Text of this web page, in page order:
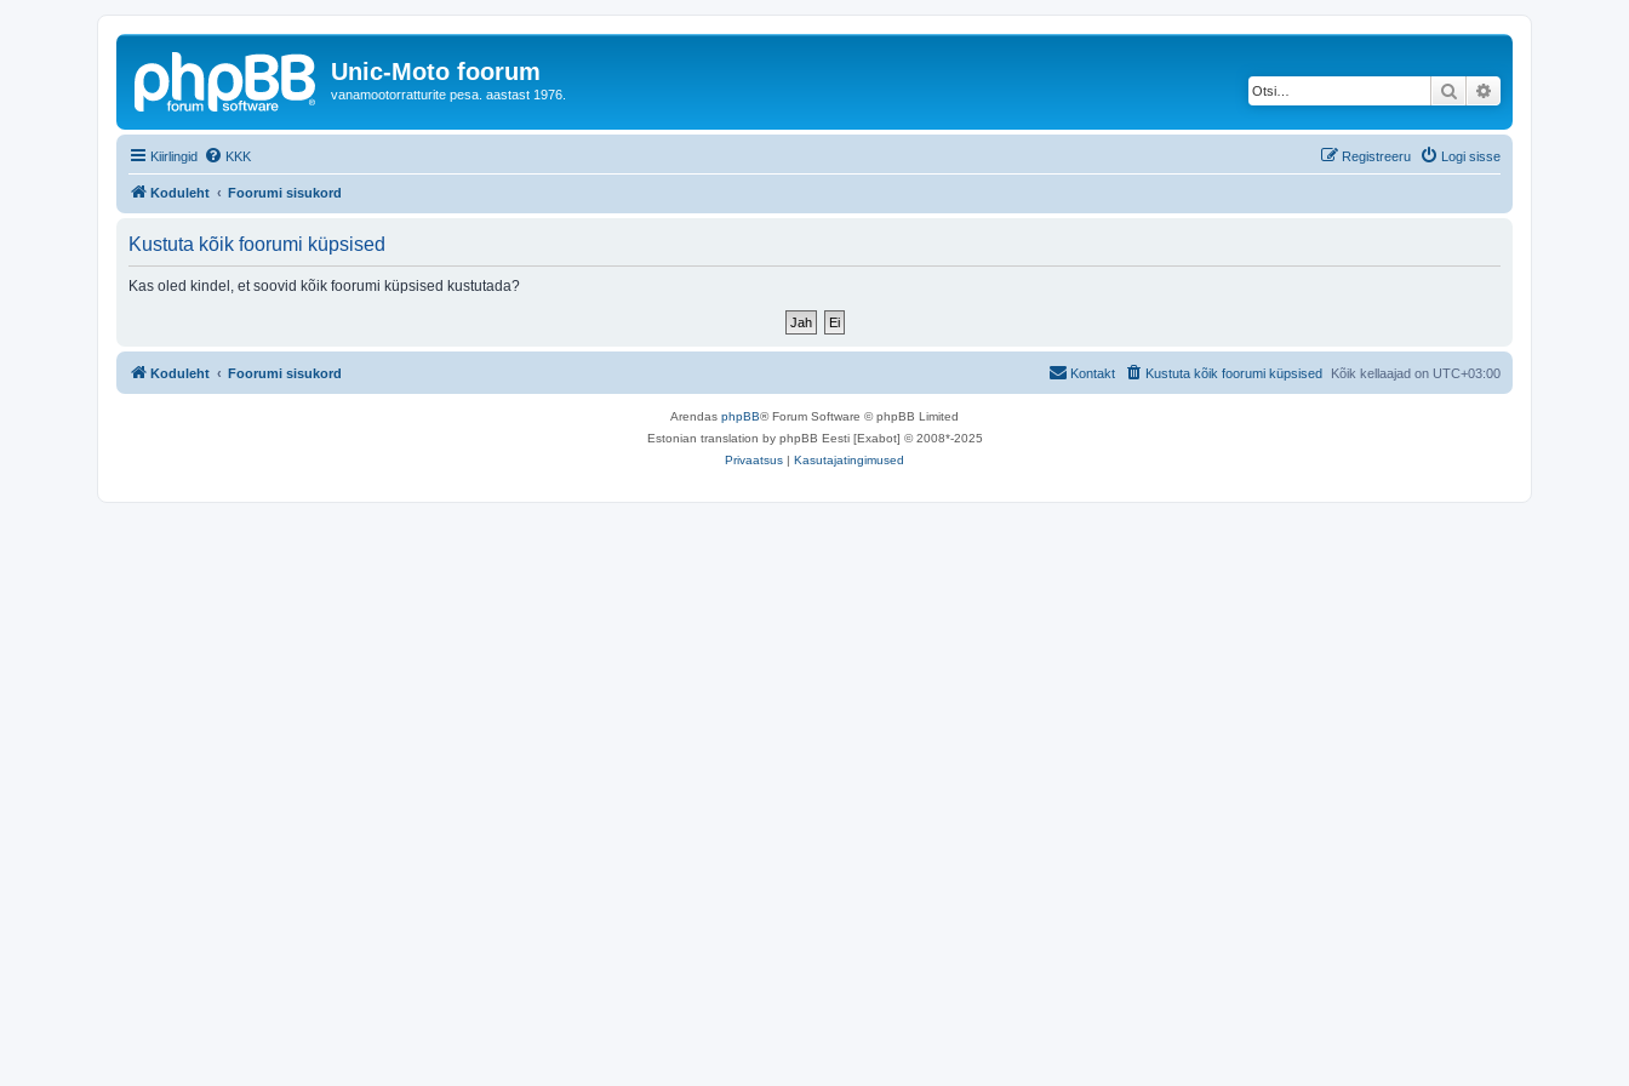
Unic-Moto foorum
vanamootorratturite pesa. aastast 1976. Otsi
Kiirlingid KKK Logi sisse
Registreeru
Koduleht Foorumi sisukord
Kustuta kõik foorumi küpsised
Kas oled kindel, et soovid kõik foorumi küpsised kustutada?
Koduleht Foorumi sisukord Kõik kellaajad on UTC+03:00
Kustuta kõik foorumi küpsised
Kontakt
Arendas phpBB® Forum Software © phpBB Limited
Estonian translation by phpBB Eesti [Exabot] © 2008*-2025
Privaatsus | Kasutajatingimused